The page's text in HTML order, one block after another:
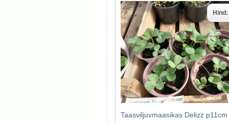
Taasviljuvmaasikas Delizz p11cm
Hind: